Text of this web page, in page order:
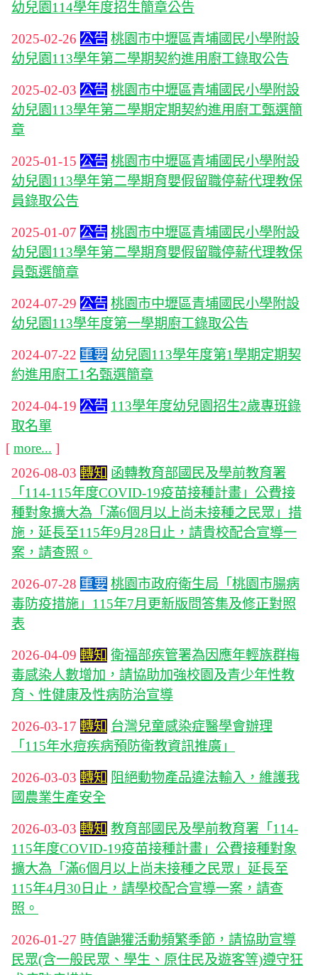
幼兒園114學年度招生簡章公告
2025-02-26 公告 桃園市中壢區青埔國民小學附設
幼兒園113學年第二學期契約進用廚工錄取公告
2025-02-03 公告 桃園市中壢區青埔國民小學附設
幼兒園113學年第二學期定期契約進用廚工甄選簡
章
2025-01-15 公告 桃園市中壢區青埔國民小學附設
幼兒園113學年第二學期育嬰假留職停薪代理教保
員錄取公告
2025-01-07 公告 桃園市中壢區青埔國民小學附設
幼兒園113學年第二學期育嬰假留職停薪代理教保
員甄選簡章
2024-07-29 公告 桃園市中壢區青埔國民小學附設
幼兒園113學年度第一學期廚工錄取公告
2024-07-22 重要 幼兒園113學年度第1學期定期契
約進用廚工1名甄選簡章
2024-04-19 公告 113學年度幼兒園招生2歲專班錄
取名單
[ more... ]
2026-08-03 轉知 函轉教育部國民及學前教育署
「114-115年度COVID-19疫苗接種計畫」公費接
種對象擴大為「滿6個月以上尚未接種之民眾」措
施，延長至115年9月28日止，請貴校配合宣導一
案，請查照。
2026-07-28 重要 桃園市政府衛生局「桃園市腸病
毒防疫措施」115年7月更新版問答集及修正對照
表
2026-04-09 轉知 衛福部疾管署為因應年輕族群梅
毒感染人數增加，請協助加強校園及青少年性教
育、性健康及性病防治宣導
2026-03-17 轉知 台灣兒童感染症醫學會辦理
「115年水痘疾病預防衛教資訊推廣」
2026-03-03 轉知 阻絕動物產品違法輸入，維護我
國農業生產安全
2026-03-03 轉知 教育部國民及學前教育署「114-
115年度COVID-19疫苗接種計畫」公費接種對象
擴大為「滿6個月以上尚未接種之民眾」延長至
115年4月30日止，請學校配合宣導一案，請查
照。
2026-01-27 時值鼬獾活動頻繁季節，請協助宣導
民眾(含一般民眾、學生、原住民及遊客等)遵守狂